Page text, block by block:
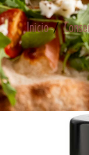
Inicio/